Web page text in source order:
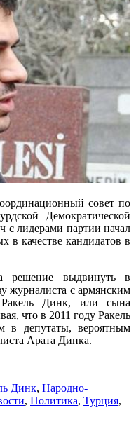
совет по
Демократической
с лидерами партии начал
в качестве кандидатов в
решение выдвинуть в
журналиста с армянским
Ракель Динк, или сына
что в 2011 году Ракель
в депутаты, вероятным
Арата Динка.
Динк, Народно-
, Политика, Турция,